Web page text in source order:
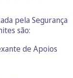
pela Segurança
são:
de Apoios